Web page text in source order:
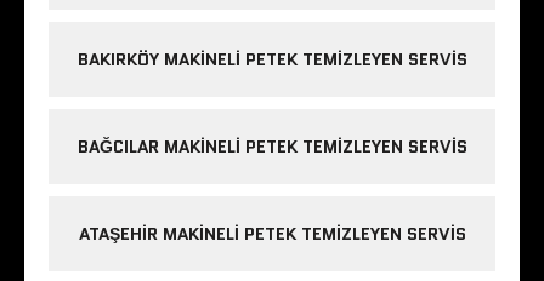
BAKIRKÖY MAKINELI PETEK TEMIZLEYEN SERVIS
BAĞCILAR MAKINELI PETEK TEMIZLEYEN SERVIS
ATAŞEHIR MAKINELI PETEK TEMIZLEYEN SERVIS